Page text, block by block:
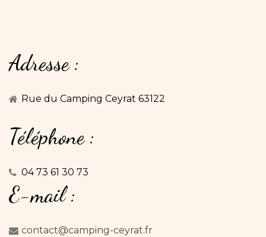
Adresse :
Rue du Camping Ceyrat 63122
Téléphone :
04 73 61 30 73
E-mail :
contact@camping-ceyrat.fr